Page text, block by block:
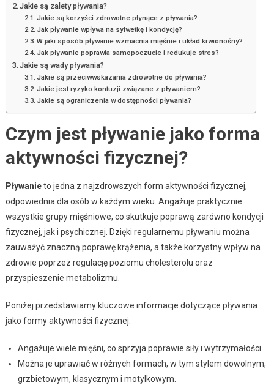
Jakie są zalety pływania?
Jakie są korzyści zdrowotne płynące z pływania?
Jak pływanie wpływa na sylwetkę i kondycję?
W jaki sposób pływanie wzmacnia mięśnie i układ krwionośny?
Jak pływanie poprawia samopoczucie i redukuje stres?
Jakie są wady pływania?
Jakie są przeciwwskazania zdrowotne do pływania?
Jakie jest ryzyko kontuzji związane z pływaniem?
Jakie są ograniczenia w dostępności pływania?
Czym jest pływanie jako forma
aktywności fizycznej?
Pływanieto jedna z najzdrowszych form aktywności fizycznej,
odpowiednia dla osób w każdym wieku. Angażuje praktycznie
wszystkie grupy mięśniowe, co skutkuje poprawą zarówno kondycji
fizycznej, jak i psychicznej. Dzięki regularnemu pływaniu można
zauważyć znaczną poprawę krążenia, a także korzystny wpływ na
zdrowie poprzez regulację poziomu cholesterolu oraz
przyspieszenie metabolizmu.
Poniżej przedstawiamy kluczowe informacje dotyczące pływania
jako formy aktywności fizycznej:
Angażuje wiele mięśni, co sprzyja poprawie siły i wytrzymałości.
Można je uprawiać w różnych formach, w tym stylem dowolnym,
grzbietowym, klasycznym i motylkowym.